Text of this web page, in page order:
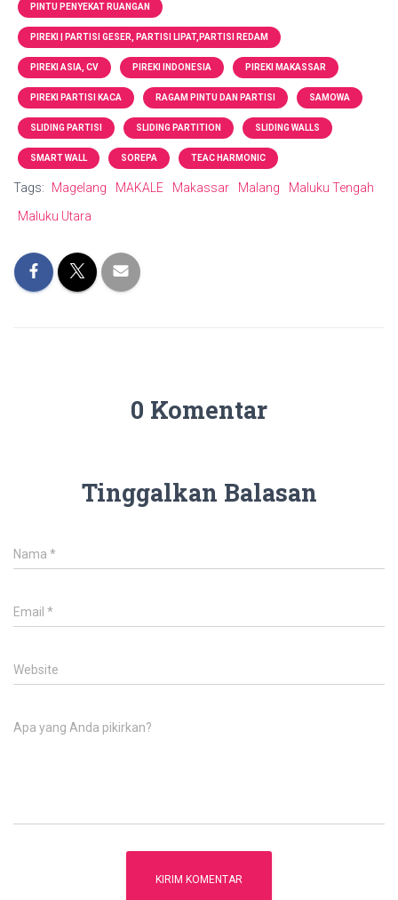
PINTU PENYEKAT RUANGAN
PIREKI | PARTISI GESER, PARTISI LIPAT,PARTISI REDAM
PIREKI ASIA, CV PIREKI INDONESIA PIREKI MAKASSAR
PIREKI PARTISI KACA RAGAM PINTU DAN PARTISI SAMOWA
SLIDING PARTISI SLIDING PARTITION SLIDING WALLS
SMART WALL SOREPA TEAC HARMONIC
Tags: Magelang MAKALE Makassar Malang
Maluku Tengah
Maluku Utara
0 Komentar
Tinggalkan Balasan
Nama *
Email *
Website
Apa yang Anda pikirkan?